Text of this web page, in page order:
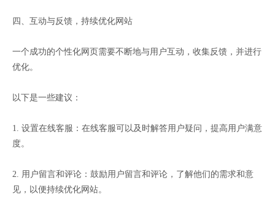
四、互动与反馈，持续优化网站
一个成功的个性化网页需要不断地与用户互动，收集反馈，并进行
优化。
以下是一些建议：
1. 设置在线客服：在线客服可以及时解答用户疑问，提高用户满意
度。
2. 用户留言和评论：鼓励用户留言和评论，了解他们的需求和意
见，以便持续优化网站。